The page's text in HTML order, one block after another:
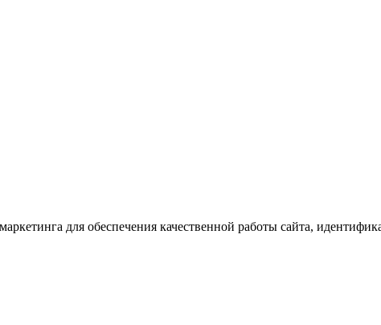
для обеспечения качественной работы сайта,